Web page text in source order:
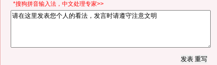
*搜狗拼音输入法，中文处理专家>>